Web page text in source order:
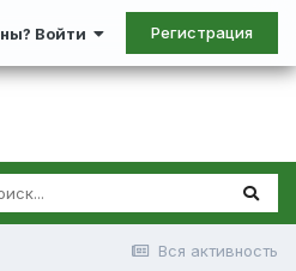
Войти Регистрация
Вся активность